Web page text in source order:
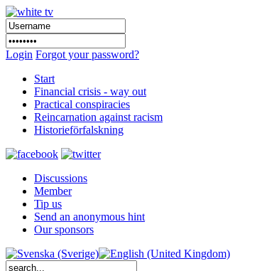
Login Forgot your password?
Start
Financial crisis - way out
Practical conspiracies
Reincarnation against racism
Historieförfalskning
Discussions
Member
Tip us
Send an anonymous hint
Our sponsors